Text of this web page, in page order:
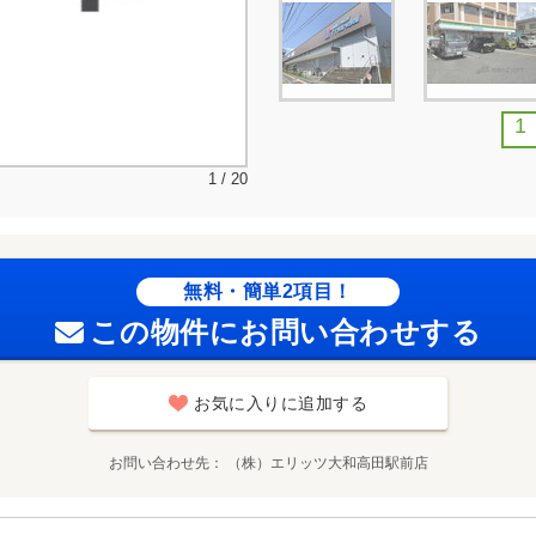
1 / 20
1
無料・簡単2項目！
この物件にお問い合わせする
お気に入りに追加する
お問い合わせ先 （株）エリッツ大和高田駅前店